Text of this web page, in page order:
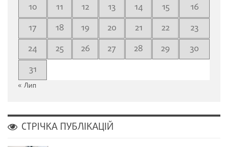
10
11 12 13 14 15
16
17
18 19 20 21 22
23
24
25 26 27 28 29
30
31
« Лип
СТРІЧКА ПУБЛІКАЦІЙ